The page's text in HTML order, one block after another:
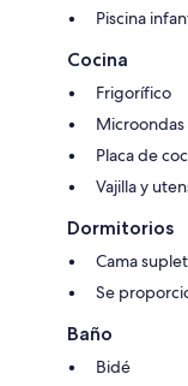
Piscina
Cocina
Frigorífico
Microondas
Placa de
Vajilla y
Dormitorios
Cama
Se
Baño
Bidé